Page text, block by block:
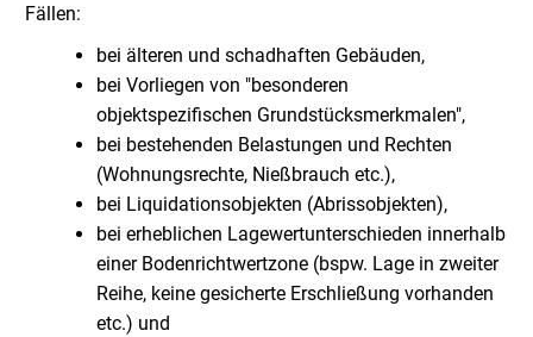
Fällen:
bei älteren und schadhaften Gebäuden,
bei Vorliegen von "besonderen
objektspezifischen Grundstücksmerkmalen",
bei bestehenden Belastungen und Rechten
(Wohnungsrechte, Nießbrauch etc.),
bei Liquidationsobjekten (Abrissobjekten),
bei erheblichen Lagewertunterschieden innerhalb
einer Bodenrichtwertzone (bspw. Lage in zweiter
Reihe, keine gesicherte Erschließung vorhanden
etc.) und